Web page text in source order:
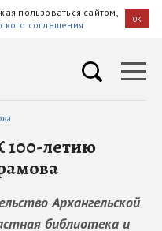
пользоваться сайтом,
соглашения OK
летию
Архангельской
библиотека и